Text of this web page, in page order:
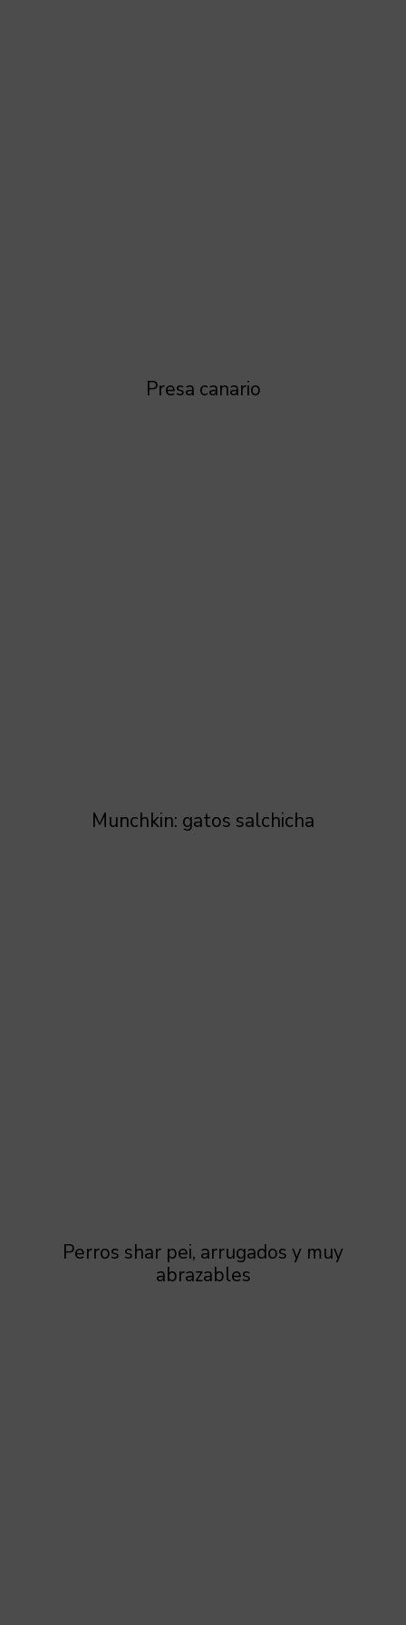
Presa canario
Munchkin: gatos salchicha
Perros shar pei, arrugados y muy
abrazables